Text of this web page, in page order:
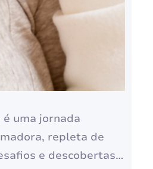
é uma jornada
repleta de
e descobertas.